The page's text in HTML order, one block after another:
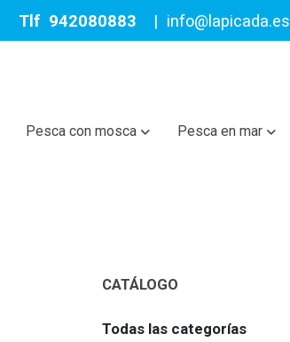
Tlf 942080883 | info@lapicada.es
Pesca con mosca Pesca en mar
CATÁLOGO
Todas las categorías